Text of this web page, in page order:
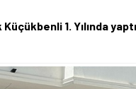
1. Yılında